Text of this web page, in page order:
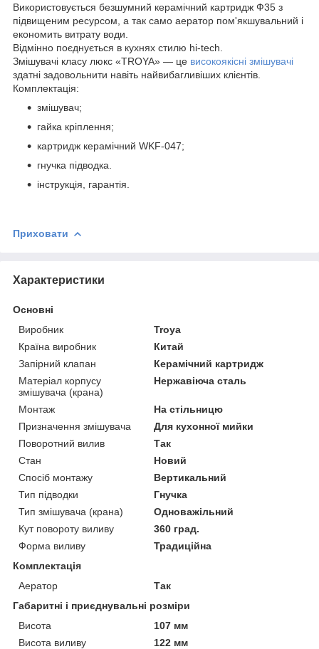
Використовується безшумний керамічний картридж Ф35 з
підвищеним ресурсом, а так само аератор пом'якшувальний і
економить витрату води.
Відмінно поєднується в кухнях стилю hi-tech.
Змішувачі класу люкс «TROYA» — це високоякісні змішувачі
здатні задовольнити навіть найвибагливіших клієнтів.
Комплектація:
змішувач;
гайка кріплення;
картридж керамічний WKF-047;
гнучка підводка.
інструкція, гарантія.
Приховати
Характеристики
Основні
Виробник
Troya
Країна виробник
Китай
Запірний клапан
Керамічний картридж
Матеріал корпусу
змішувача (крана)
Нержавіюча сталь
Монтаж
На стільницю
Призначення змішувача
Для кухонної мийки
Поворотний вилив
Так
Стан
Новий
Спосіб монтажу
Вертикальний
Тип підводки
Гнучка
Тип змішувача (крана)
Одноважільний
Кут повороту виливу
360 град.
Форма виливу
Традиційна
Комплектація
Аератор
Так
Габаритні і приєднувальні розміри
Висота
107 мм
Висота виливу
122 мм